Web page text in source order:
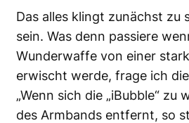
Das alles klingt zunächst zu
sein. Was denn passiere
Wunderwaffe von einer
erwischt werde, frage ich
„Wenn sich die „iBubble“ zu
des Armbands entfernt, so